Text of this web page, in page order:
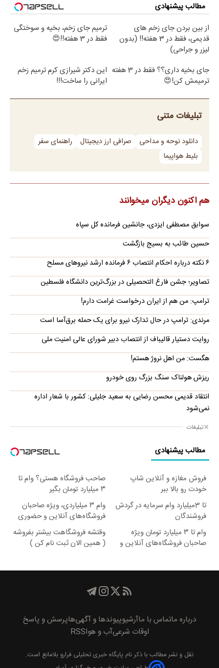
مطالب پیشنهادی
از بین بردن جای زخم های
قدیمی، فقط در 3 هفته!! (بدون
لیزر و جراحی)
ترمیم جای زخم، بخیه و سوختگی
فقط در 3 هفته!!😍
جای بخیه داری؟؟ فقط در 3 هفته
ترمیمش کن!😍
این دکتر شیرازی کرم ترمیم زخم
ایرانی را ساخت!!!
تبلیغات متنی
دانلود نوحه و مداحی صرافی ارز دیجیتال
راهنمای سفر
بلیط هواپیما
هم اکنون دیگران میخوانند
سوابق مصطفی ایزدی، جانشین فرمانده کل سپاه
حسین طائب به بسیج بازگشت
۶ نکته درباره احکام انتصاب ۶ فرمانده ارشد نیروهای مسلح
تصاویر؛ جشن فارغ التحصیلی در بزرگ‌ترین دانشگاه فلسطین
ترامپ: من هم از ایران درخواست غرامت دارم!
مرندی: ترامپ در حال تدارک نیرو برای یک حمله برق‌آسا است
روایت دستیار قالیباف از انتصاب دبیر شورای عالی امنیت ملی
هگست: من اهل نروژ هستم!
ریزش هولناک سنگ بزرگ روی خودرو
انتقاد قدیمی محسن رضایی به سعید جلیلی: کشور با شعار اداره
نمی‌شود
تبلیغات
مطالب پیشنهادی
فروش مغازه و آنلاین شاپ
خودت رو بالا ببر
صاحب فروشگاه هستی؟ وام تا
۳ میلیارد تومان بگیر
تا 3میلیارد وام سرمایه در گردش
فروشندگان
وام ۳ میلیاردی، ویژه صاحبان
فروشگاه‌های آنلاین و حضوری
وام تا ۳ میلیارد تومان ویژه
صاحبان فروشگاه‌های آنلاین و
وقتشه فروشگاهت بیشتر بفروشه
( همین الان ثبت نام کن )
درباره ماتماس با ماآرشیوپیوند‌ها و آگهی‌هاپرسش و پاسخ
اوقات شرعیآب و هواRSS
نقل و نشر مطالب با ذکر نام پايگاه خبری تحليلی فراروبلامانع است.